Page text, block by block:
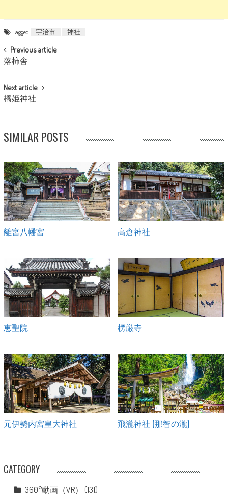
Tagged 宇治市 神社
POST NAVIGATION
Previous article
落柿舎
Next article
橋姫神社
SIMILAR POSTS
離宮八幡宮 高倉神社
恵聖院 楞厳寺
元伊勢内宮皇大神社 飛瀧神社 (那智の瀧)
CATEGORY
360°動画（VR）
(131)